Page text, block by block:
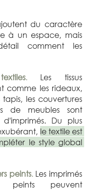
du caractère
à un espace, mais
comment les
. Les tissus
comme les rideaux,
tapis, les couvertures
de meubles sont
Du plus
le textile est
le style global
peints. Les imprimés
peints peuvent